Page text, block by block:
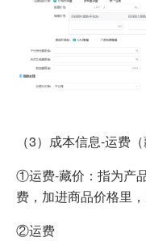
（3） 成本信息-运费（
①运费-藏价：指为产
费，加进商品价格里
②运费